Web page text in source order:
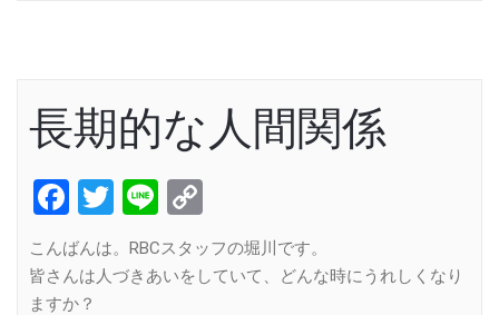
長期的な人間関係
Facebook
Twitter
Line
Link
こんばんは。RBCスタッフの堀川です。
皆さんは人づきあいをしていて、どんな時にうれしくなり
ますか？